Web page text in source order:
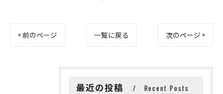
< 前のページ 一覧に戻る 次のページ >
最近の投稿 Recent Posts